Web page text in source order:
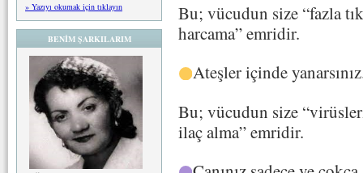
» Yazıyı okumak için tıklayın
BENİM ŞARKILARIM
Bu; vücudun size “fazla
harcama” emridir.
Ateşler içinde
Bu; vücudun size
ilaç alma” emridir.